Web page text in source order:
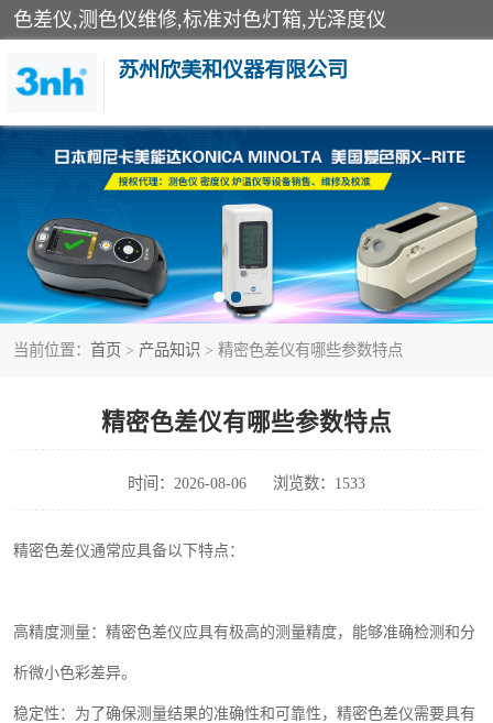
色差仪,测色仪维修,标准对色灯箱,光泽度仪
苏州欣美和仪器有限公司
当前位置： 首页 > 产品知识 > 精密色差仪有哪些参数特点
精密色差仪有哪些参数特点
时间：2026-08-06 浏览数：1533
精密色差仪通常应具备以下特点：
高精度测量：精密色差仪应具有极高的测量精度，能够准确检测和分
析微小色彩差异。
稳定性：为了确保测量结果的准确性和可靠性，精密色差仪需要具有
3nh色差仪
分光色差仪
美能达色差计
3nh分光测色仪
光泽度仪
炉温仪维修
行业色差仪